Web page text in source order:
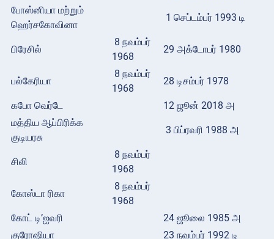
போஸ்னியா மற்றும்
ஹெர்சகோவினா
1 செப்டம்பர் 1993 டி
பிரேசில்
8 நவம்பர்
1968
29 அக்டோபர் 1980
பல்கேரியா
8 நவம்பர்
1968
28 டிசம்பர் 1978
கபோ வெர்டே
12 ஜூன் 2018 அ
மத்திய ஆப்பிரிக்க
குடியரசு
3 பிப்ரவரி 1988 அ
சிலி
8 நவம்பர்
1968
கோஸ்டா ரிகா
8 நவம்பர்
1968
கோட் டி’ஐவரி
24 ஜூலை 1985 அ
குரோஷியா
23 நவம்பர் 1992 டி